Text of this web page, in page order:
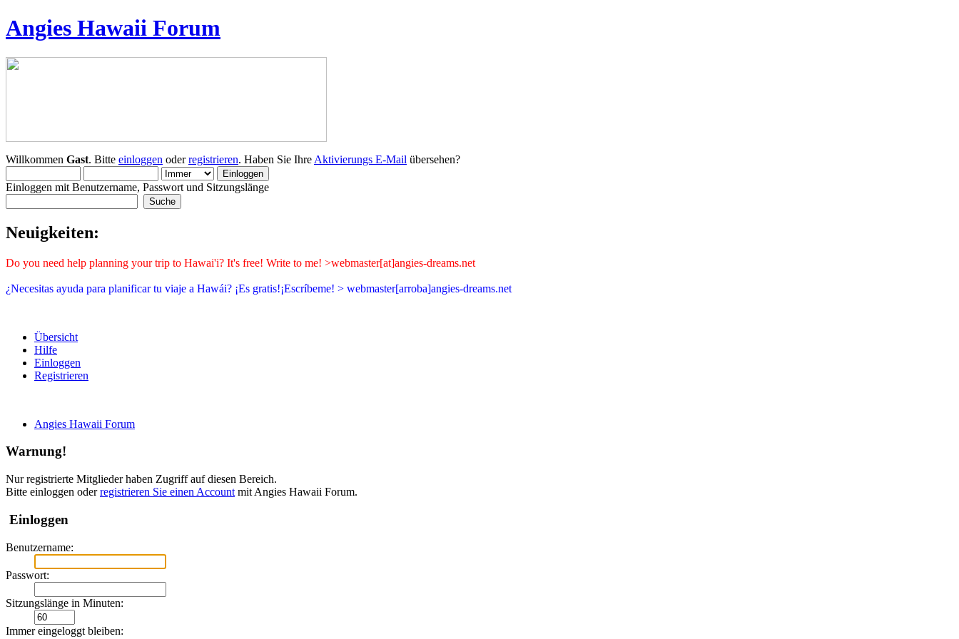
Angies Hawaii Forum
Willkommen Gast. Bitte einloggen oderregistrieren. Haben Sie Ihre Aktivierungs E-Mail übersehen?
Einloggen mit Benutzername, Passwort und Sitzungslänge
Neuigkeiten:
Do you need help planning your trip to Hawai'i? It's free! Write to me! >webmaster[at]angies-dreams.net
¿Necesitas ayuda para planificar tu viaje a Hawái? ¡Es gratis!¡Escríbeme! > webmaster[arroba]angies-dreams.net
Übersicht
Hilfe
Einloggen
Registrieren
Angies Hawaii Forum
Warnung!
Nur registrierte Mitglieder haben Zugriff auf diesen Bereich.
Bitte einloggen oderregistrieren Sie einen Account mit Angies Hawaii Forum.
Einloggen
Benutzername:
Passwort:
Sitzungslänge in Minuten:
Immer eingeloggt bleiben: